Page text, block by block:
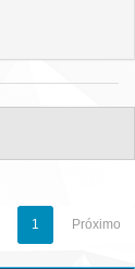
1 Próximo